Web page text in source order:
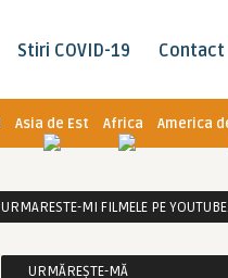
Stiri COVID-19 Contact
Asia de Est Africa America
URMARESTE-MI FILMELE PE
URMĂREȘTE-MĂ